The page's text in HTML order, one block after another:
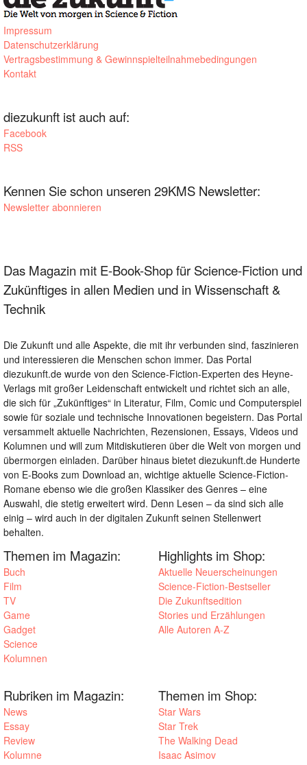
Impressum
Datenschutzerklärung
Vertragsbestimmung & Gewinnspielteilnahmebedingungen
Kontakt
diezukunft ist auch auf:
Facebook
RSS
Kennen Sie schon unseren 29KMS Newsletter:
Newsletter abonnieren
Das Magazin mit E-Book-Shop für Science-Fiction und
Zukünftiges in allen Medien und in Wissenschaft &
Technik
Die Zukunft und alle Aspekte, die mit ihr verbunden sind, faszinieren
und interessieren die Menschen schon immer. Das Portal
diezukunft.de wurde von den Science-Fiction-Experten des Heyne-
Verlags mit großer Leidenschaft entwickelt und richtet sich an alle,
die sich für „Zukünftiges“ in Literatur, Film, Comic und Computerspiel
sowie für soziale und technische Innovationen begeistern. Das Portal
versammelt aktuelle Nachrichten, Rezensionen, Essays, Videos und
Kolumnen und will zum Mitdiskutieren über die Welt von morgen und
übermorgen einladen. Darüber hinaus bietet diezukunft.de Hunderte
von E-Books zum Download an, wichtige aktuelle Science-Fiction-
Romane ebenso wie die großen Klassiker des Genres – eine
Auswahl, die stetig erweitert wird. Denn Lesen – da sind sich alle
einig – wird auch in der digitalen Zukunft seinen Stellenwert
behalten.
Themen im Magazin:
Buch
Film
TV
Game
Gadget
Science
Kolumnen
Highlights im Shop:
Aktuelle Neuerscheinungen
Science-Fiction-Bestseller
Die Zukunftsedition
Stories und Erzählungen
Alle Autoren A-Z
Rubriken im Magazin:
News
Essay
Review
Kolumne
Themen im Shop:
Star Wars
Star Trek
The Walking Dead
Isaac Asimov